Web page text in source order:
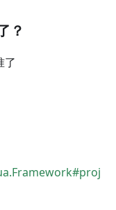
？
了